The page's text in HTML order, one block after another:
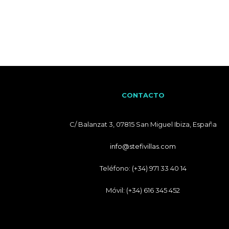
CONTACTO
C/ Balanzat 3, 07815 San Miguel Ibiza, España
info@stefivillas.com
Teléfono: (+34) 971 33 40 14
Móvil: (+34) 616 345 452